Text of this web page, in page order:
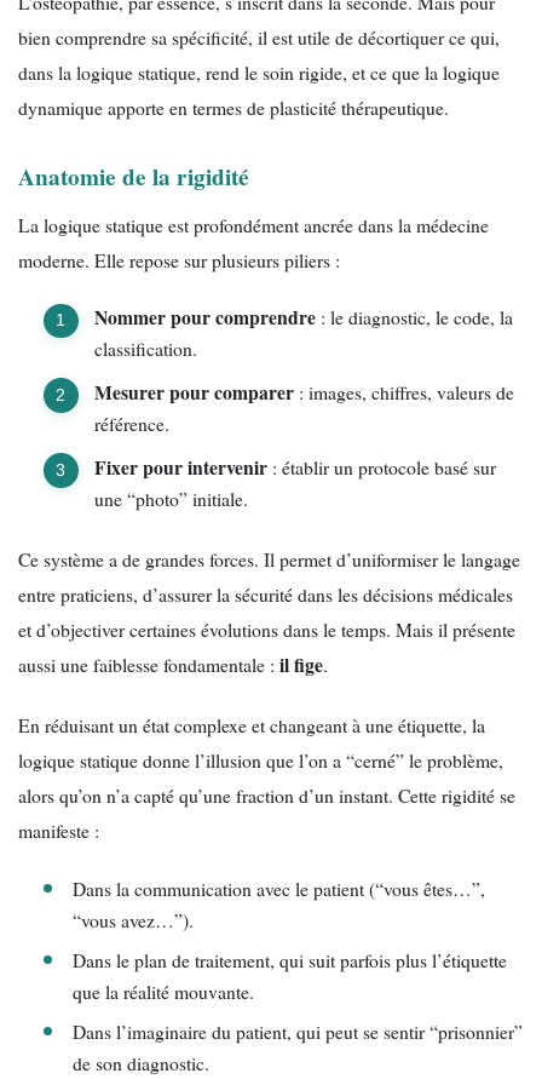
bien comprendre sa spécificité, il est utile de décortiquer ce qui,
dans la logique statique, rend le soin rigide, et ce que la logique
dynamique apporte en termes de plasticité thérapeutique.
Anatomie de la rigidité
La logique statique est profondément ancrée dans la médecine
moderne. Elle repose sur plusieurs piliers :
Nommer pour comprendre: le diagnostic, le code, la
classification.
Mesurer pour comparer: images, chiffres, valeurs de
référence.
Fixer pour intervenir: établir un protocole basé sur
une “photo” initiale.
Ce système a de grandes forces. Il permet d’uniformiser le langage
entre praticiens, d’assurer la sécurité dans les décisions médicales
et d’objectiver certaines évolutions dans le temps. Mais il présente
aussi une faiblesse fondamentale : il fige.
En réduisant un état complexe et changeant à une étiquette, la
logique statique donne l’illusion que l’on a “cerné” le problème,
alors qu’on n’a capté qu’une fraction d’un instant. Cette rigidité se
manifeste :
Dans la communication avec le patient (“vous êtes…”,
“vous avez…”).
Dans le plan de traitement, qui suit parfois plus l’étiquette
que la réalité mouvante.
Dans l’imaginaire du patient, qui peut se sentir “prisonnier”
de son diagnostic.